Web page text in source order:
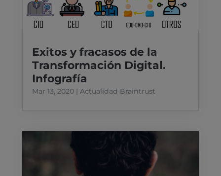
Exitos y fracasos de la
Transformación Digital.
Infografía
Mar 13, 2020| Actualidad Braintrust